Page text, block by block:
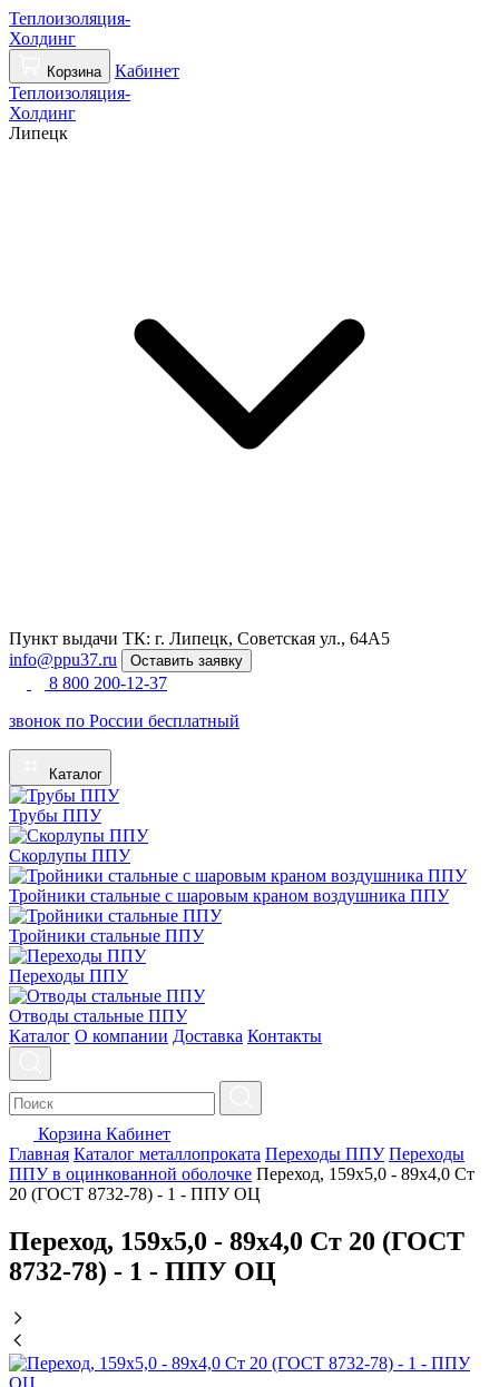
Теплоизоляция-
Холдинг
Корзина
Кабинет
Теплоизоляция-
Холдинг
Липецк
Пункт выдачи ТК: г. Липецк, Советская ул., 64А5
info@ppu37.ru
Оставить заявку
8 800 200-12-37
звонок по России бесплатный
Каталог
Трубы ППУ
Скорлупы ППУ
Тройники стальные с шаровым краном воздушника ППУ
Тройники стальные ППУ
Переходы ППУ
Отводы стальные ППУ
Каталог О компании Доставка Контакты
Корзина Кабинет
Главная Каталог металлопроката Переходы ППУ Переходы
ППУ в оцинкованной оболочке Переход, 159х5,0 - 89x4,0 Ст
20 (ГОСТ 8732-78) - 1 - ППУ ОЦ
Переход, 159х5,0 - 89x4,0 Ст 20 (ГОСТ
8732-78) - 1 - ППУ ОЦ